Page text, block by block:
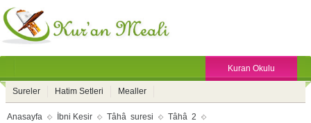
Kuran Okulu
Sureler Hatim Setleri Mealler
Anasayfa İbni Kesir Tâhâ suresi Tâhâ 2